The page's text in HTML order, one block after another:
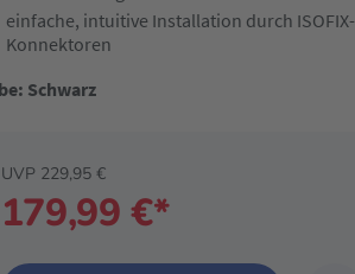
einfache, intuitive Installation durch ISOFIX-
Konnektoren
Schwarz
179,99 €*
UVP 229,95 €